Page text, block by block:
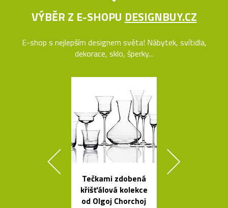
VÝBĚR Z E-SHOPU DESIGNBUY.CZ
E-shop s nejlepším designem světa! Nábytek, svítidla,
dekorace, sklo, šperky...
Tečkami zdobená
křišťálová kolekce
od Olgoj Chorchoj